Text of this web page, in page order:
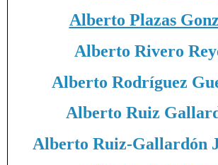
Alberto Plazas
Alberto Rivero
Alberto Rodríguez
Alberto Ruiz
Alberto Ruiz-Gallardón